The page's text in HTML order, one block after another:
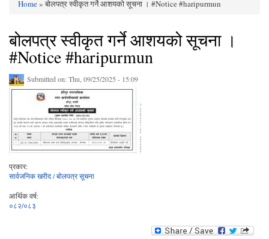
You are here
Home» बोलपत्र स्वीकृत गर्ने आशयको सूचना । #Notice #haripurmun
बोलपत्र स्वीकृत गर्ने आशयको सूचना ।
#Notice #haripurmun
Submitted on:Thu, 09/25/2025 - 15:09
प्रकार:
सार्वजनिक खरीद / बोलपत्र सूचना
आर्थिक वर्ष:
०८२/०८३